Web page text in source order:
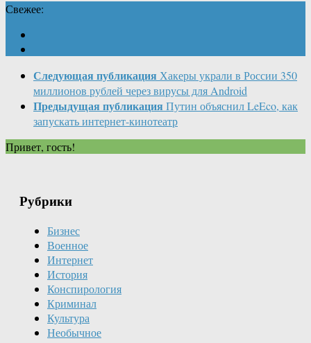
Свежее:
Следующая публикация Хакеры украли в России 350
миллионов рублей через вирусы для Android
Предыдущая публикация Путин объяснил LeEco, как
запускать интернет-кинотеатр
Привет, гость!
Рубрики
Бизнес
Военное
Интернет
История
Конспирология
Криминал
Культура
Необычное